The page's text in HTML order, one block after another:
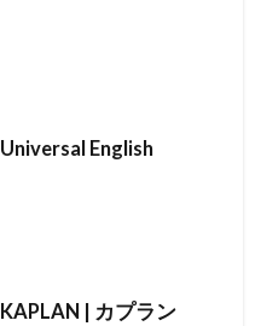
Universal English
KAPLAN | カプラン